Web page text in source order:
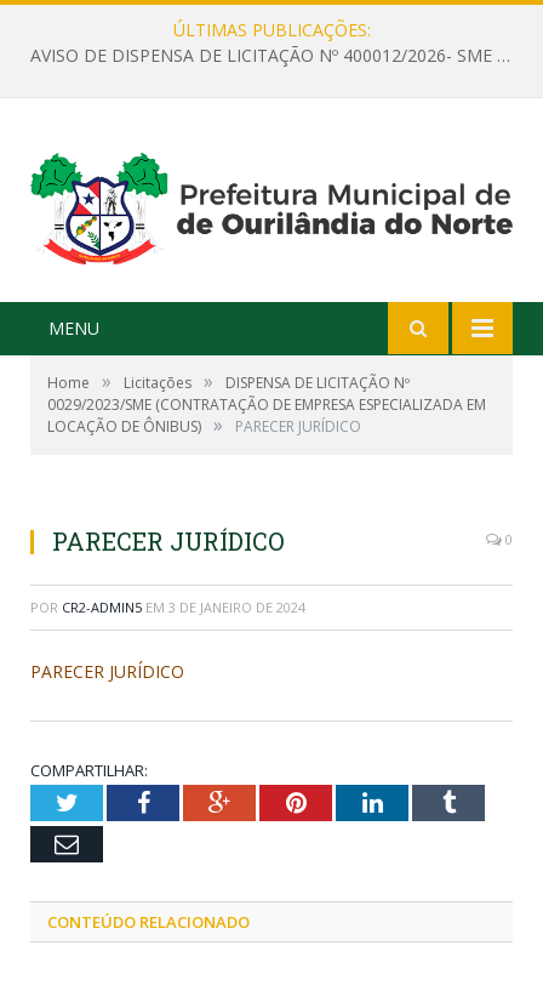
ÚLTIMAS PUBLICAÇÕES:
AVISO DE DISPENSA DE LICITAÇÃO Nº 400012/2026- SME – CONTRATAÇÃO DE EMPRESA ESPECIALIZADA PARA LOCAÇÃO DE ÔNIBUS EXECUTIVO COM CAPACIDADE DE 60 (SESSENTA) POLTRONAS, PARA TRANSPORTAR PROFESSORES RESPONSÁVEIS E ALUNOS PARA BRASÍLIA, COM SAÍDA DIA 10/08/2026 E RETORNO DIA 14/08/2026
MENU
Home » Licitações »
DISPENSA DE LICITAÇÃO Nº
0029/2023/SME (CONTRATAÇÃO DE EMPRESA ESPECIALIZADA EM
LOCAÇÃO DE ÔNIBUS) » PARECER JURÍDICO
PARECER JURÍDICO 0
POR CR2-ADMIN5 EM 3 DE JANEIRO DE 2024
PARECER JURÍDICO
COMPARTILHAR:
TwitterFacebookGoogle+PinterestLinkedInTumblr
Email
CONTEÚDO RELACIONADO